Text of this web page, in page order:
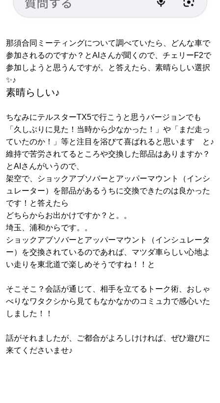
那須合同ミーティングについて調べていたら、どんな車で
参加されるのですか？とAIさんが聞くので、チェリーF2で
参加しようと思うんですが。と答えたら、素晴らしい選択
✨♪
素晴らしい♪
ちなみにテルスターTX5で行こうと思うバージョンでも
「久しぶりに見た！当時から少なかった！」や「まだ走っ
ていたのか！」等と注目を浴びて喜ばれると思います と♪
維持で苦労されてるところや交換した部品はありますか？
とAIさんがいうので、
架空で、ショックアブソバーとアッパーマウント（インシ
ュレーター）を部品があるうちに交換できたのは良かった
です！と答えたら
どちらからお出かけですか？と。。
埼玉、浦和からです。。
ショックアブソバーとアッパーマウント（インシュレータ
ー）を交換されているのであれば、マツダ車らしい心地よ
い走りを東北道で楽しめそうですね！！と
そこそこ？会話が通じて、相手を立てるトーク術、おしゃ
べりなワタクシから見てもなかなかのコミュ力で感心いた
しました！！
話がそれましたが、ご都合がよろしけければ、ぜひ遊びに
来てくださいませ♪